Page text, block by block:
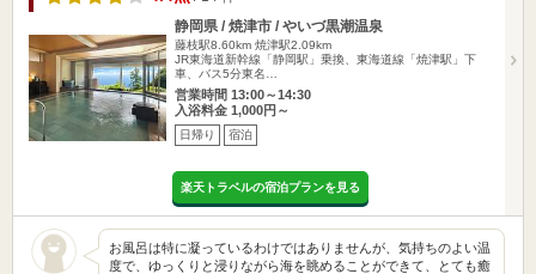
静岡県 / 焼津市 / やいづ黒潮温泉
藤枝駅8.60km 焼津駅2.09km
JR東海道新幹線「静岡駅」乗換、東海道線「焼津駅」下
車、バス5分東名…
営業時間 13:00～14:30
入浴料金 1,000円～
日帰り 宿泊
楽天トラベルの宿泊プランを見る
お風呂は特に凝っているわけではありませんが、気持ちのよい温
度で、ゆっくりと浸りながら海を眺めることができて、とても癒